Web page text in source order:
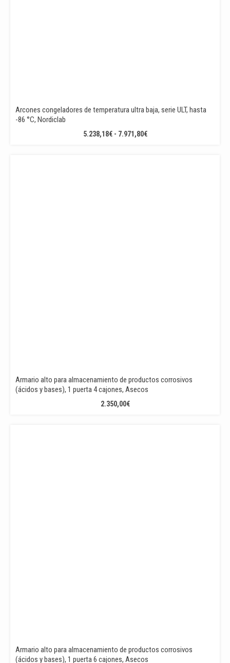
Arcones congeladores de temperatura ultra baja, serie ULT, hasta
-86 °C, Nordiclab
5.238,18€ - 7.971,80€RANGO
Armario alto para almacenamiento de productos corrosivos
(ácidos y bases), 1 puerta 4 cajones, Asecos
2.350,00€
Armario alto para almacenamiento de productos corrosivos
(ácidos y bases), 1 puerta 6 cajones, Asecos